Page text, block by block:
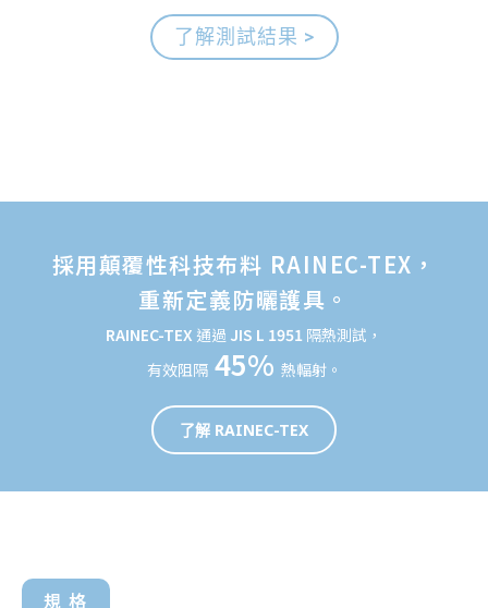
了解測試結果 >
採用顛覆性科技布料 RAINEC-TEX ，
重新定義防曬護具。
RAINEC-TEX 通過 JIS L 1951 隔熱測試，
有效阻隔 45% 熱輻射。
了解 RAINEC-TEX
規 格